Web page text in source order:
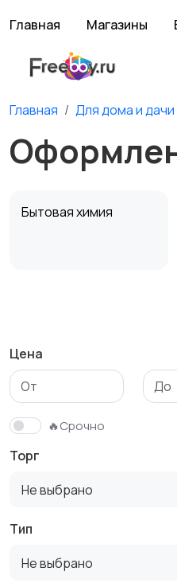
Главная Магазины
Главная Для дома и дачи
Бытовая химия
Столы и стулья
Цена
🔥Срочно
Торг
Не выбрано
Тип
Не выбрано